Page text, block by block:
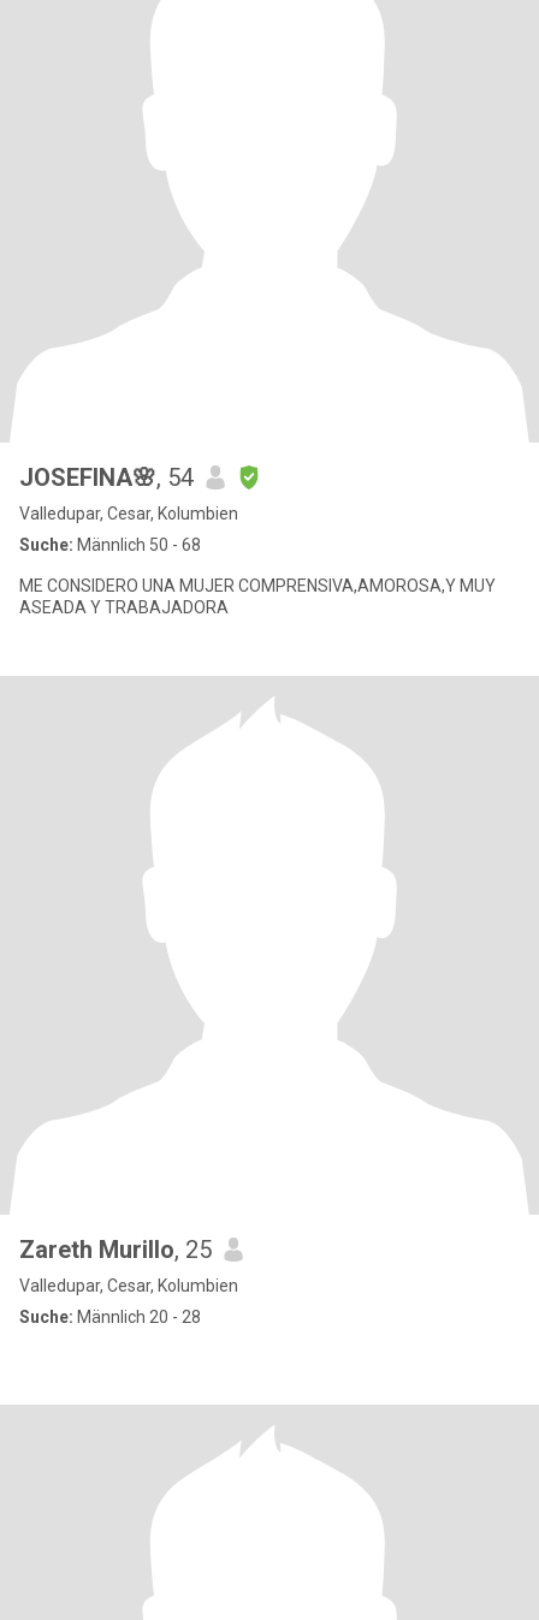
JOSEFINA🌸, 54
Valledupar, Cesar, Kolumbien
Suche: Männlich 50 - 68
ME CONSIDERO UNA MUJER COMPRENSIVA,AMOROSA,Y MUY
ASEADA Y TRABAJADORA
Zareth Murillo, 25
Valledupar, Cesar, Kolumbien
Suche: Männlich 20 - 28